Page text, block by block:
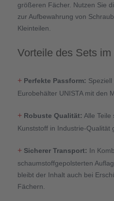
größeren Fächer. Nutzen Sie
zur Aufbewahrung von
Kleinteilen.
Vorteile des Sets im
+ Perfekte Passform:
Eurobehälter UNISTA mit den
+ Robuste Qualität: Alle
Kunststoff in Industrie-Qualität
+ Sicherer Transport: In
schaumstoffgepolsterten
bleibt der Inhalt auch bei
Fächern.